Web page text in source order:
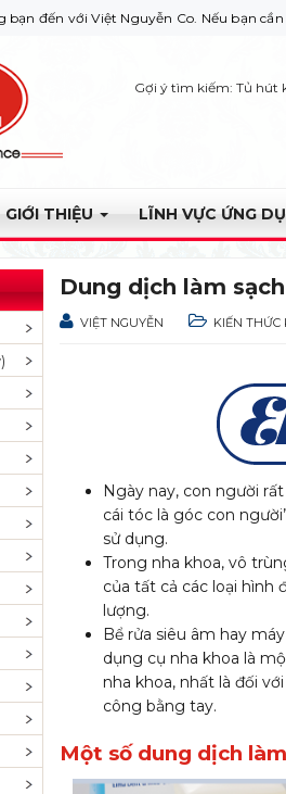
với Việt Nguyễn Co. Nếu bạn cần giúp
Gợi ý tìm kiếm: Tủ hút
GIỚI THIỆU LĨNH VỰC ỨNG
Dung dịch làm
VIỆT NGUYỄN KIẾN THỨC
Ngày nay, con người
cái tóc là góc con
sử dụng.
Trong nha khoa, vô
của tất cả các loại hình
lượng.
Bể rửa siêu âm hay
dụng cụ nha khoa là
nha khoa, nhất là đối
công bằng tay.
Một số dung dịch